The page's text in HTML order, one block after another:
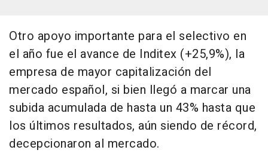
Otro apoyo importante para el selectivo en
el año fue el avance de Inditex (+25,9%), la
empresa de mayor capitalización del
mercado español, si bien llegó a marcar una
subida acumulada de hasta un 43% hasta que
los últimos resultados, aún siendo de récord,
decepcionaron al mercado.